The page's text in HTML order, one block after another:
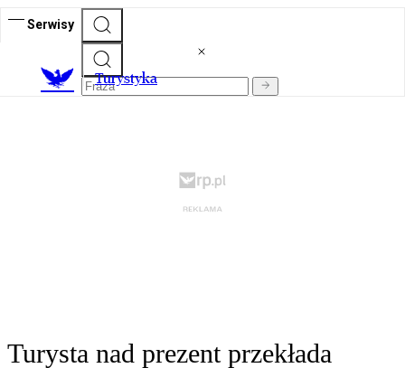
Serwisy
Turystyka
Turysta nad prezent przekłada